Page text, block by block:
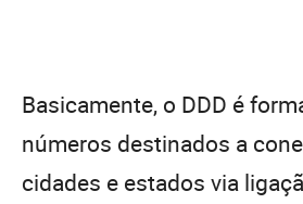
Basicamente, o DDD é
números destinados a
cidades e estados via